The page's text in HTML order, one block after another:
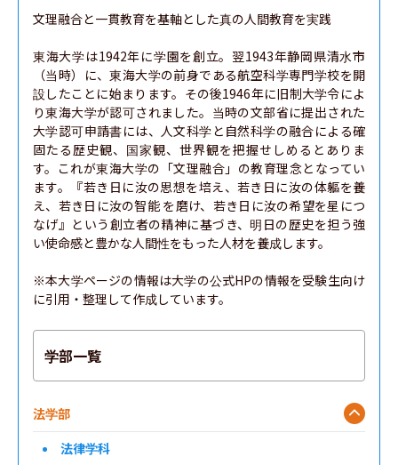
文理融合と一貫教育を基軸とした真の人間教育を実践
東海大学は1942年に学園を創立。翌1943年静岡県清水市
（当時）に、東海大学の前身である航空科学専門学校を開
設したことに始まります。その後1946年に旧制大学令によ
り東海大学が認可されました。当時の文部省に提出された
大学認可申請書には、人文科学と自然科学の融合による確
固たる歴史観、国家観、世界観を把握せしめるとありま
す。これが東海大学の「文理融合」の教育理念となってい
ます。『若き日に汝の思想を培え、若き日に汝の体軀を養
え、若き日に汝の智能 を磨け、若き日に汝の希望を星につ
なげ』という創立者の精神に基づき、明日の歴史を担う強
い使命感と豊かな人間性をもった人材を養成します。
※本大学ページの情報は大学の公式HPの情報を受験生向け
に引用・整理して作成しています。
学部一覧
法学部
法律学科